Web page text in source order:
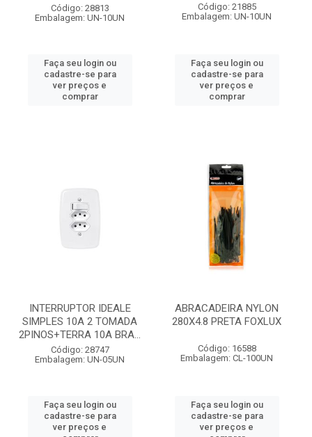
Código: 28813
Embalagem: UN-10UN
Faça seu login ou
cadastre-se para
ver preços e
comprar
Código: 21885
Embalagem: UN-10UN
Faça seu login ou
cadastre-se para
ver preços e
comprar
INTERRUPTOR IDEALE
SIMPLES 10A 2 TOMADA
2PINOS+TERRA 10A BRA...
Código: 28747
Embalagem: UN-05UN
Faça seu login ou
cadastre-se para
ver preços e
ABRACADEIRA NYLON
280X4.8 PRETA FOXLUX
Código: 16588
Embalagem: CL-100UN
Faça seu login ou
cadastre-se para
ver preços e